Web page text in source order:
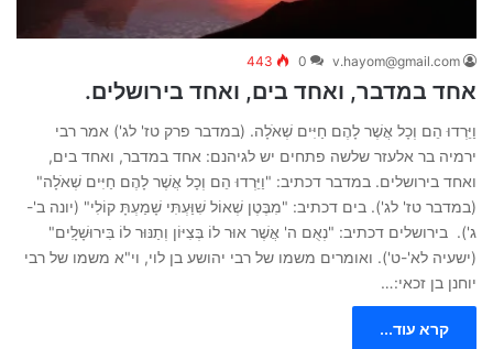
v.hayom@gmail.com
0
443
אחד במדבר, ואחד בים, ואחד בירושלים.
וַיֵּרְדוּ הֵם וְכָל אֲשֶׁר לָהֶם חַיִּים שְׁאֹלָה. (במדבר פרק טז' לג') אמר רבי
ירמיה בר אלעזר שלשה פתחים יש לגיהנם: אחד במדבר, ואחד בים,
ואחד בירושלים. במדבר דכתיב: "וַיֵּרְדוּ הֵם וְכָל אֲשֶׁר לָהֶם חַיִּים שְׁאֹלָה"
(במדבר טז' לג'). בים דכתיב: "מִבֶּטֶן שְׁאוֹל שִׁוַּעְתִּי שָׁמַעְתָּ קוֹלִי" (יונה ב'-
ג'). בירושלים דכתיב: "נְאֻם ה' אֲשֶׁר אוּר לוֹ בְּצִיּוֹן וְתַנּוּר לוֹ בִּירוּשָׁלִָים"
(ישעיה לא'-ט'). ואומרים משמו של רבי יהושע בן לוי, וי"א משמו של רבי
יוחנן בן זכאי:…
קרא עוד...